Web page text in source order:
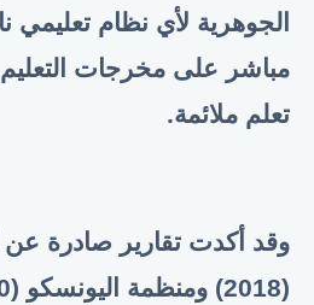
الجوهرية لأي نظام تعليمي
مباشر على مخرجات التعليم
تعلم ملائمة.
وقد أكدت تقارير صادرة عن